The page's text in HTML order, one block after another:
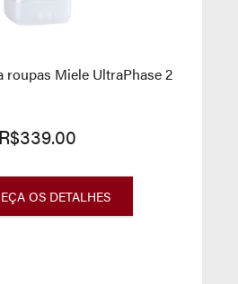
roupas Miele UltraPhase 2
R$339.00
OS DETALHES